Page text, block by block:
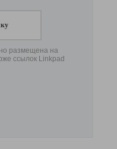
размещена на
ссылок Linkpad